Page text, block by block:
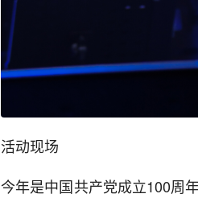
活动现场
今年是中国共产党成立100周